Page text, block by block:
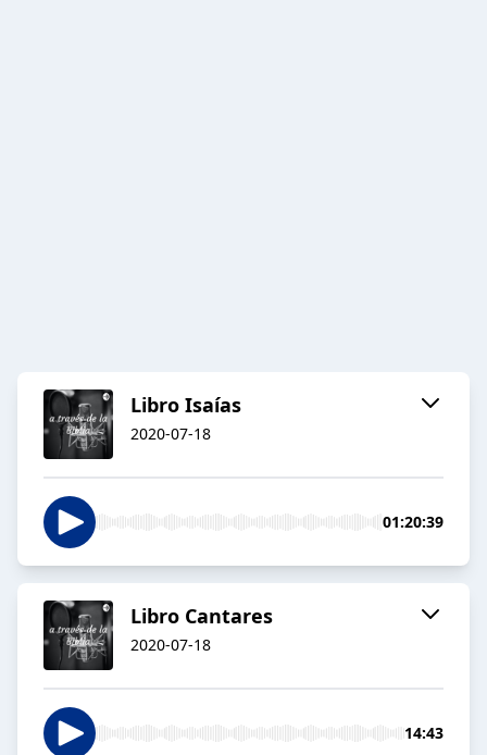
Libro Isaías
2020-07-18
01:20:39
Libro Cantares
2020-07-18
14:43